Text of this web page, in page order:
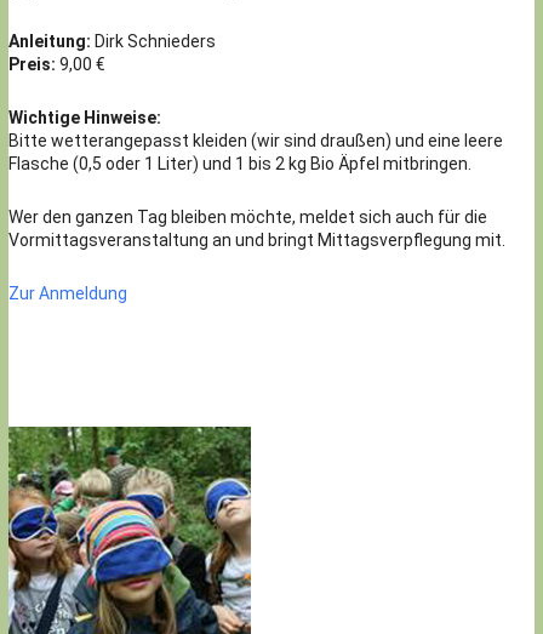
Anleitung: Dirk Schnieders
Preis: 9,00 €
Wichtige Hinweise:
Bitte wetterangepasst kleiden (wir sind draußen) und eine leere
Flasche (0,5 oder 1 Liter) und 1 bis 2 kg Bio Äpfel mitbringen.
Wer den ganzen Tag bleiben möchte, meldet sich auch für die
Vormittagsveranstaltung an und bringt Mittagsverpflegung mit.
Zur Anmeldung